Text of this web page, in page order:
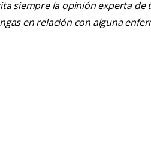
siempre la opinión experta de
en relación con alguna